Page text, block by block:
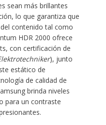
sean más brillantes
lo que garantiza que
contenido tal como
HDR 2000 ofrece
con certificación de
), junto
estático de
de calidad de
brinda niveles
para un contraste